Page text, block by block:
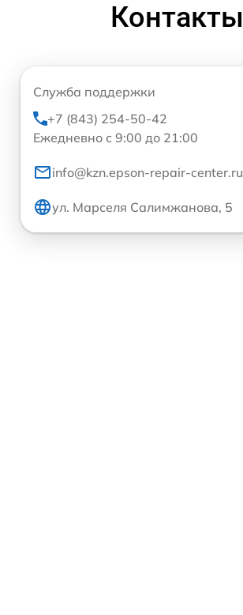
Контакты
Служба поддержки
+7 (843) 254-50-42
Ежедневно с 9:00 до 21:00
info@kzn.epson-repair-center.ru
ул. Марселя Салимжанова, 5